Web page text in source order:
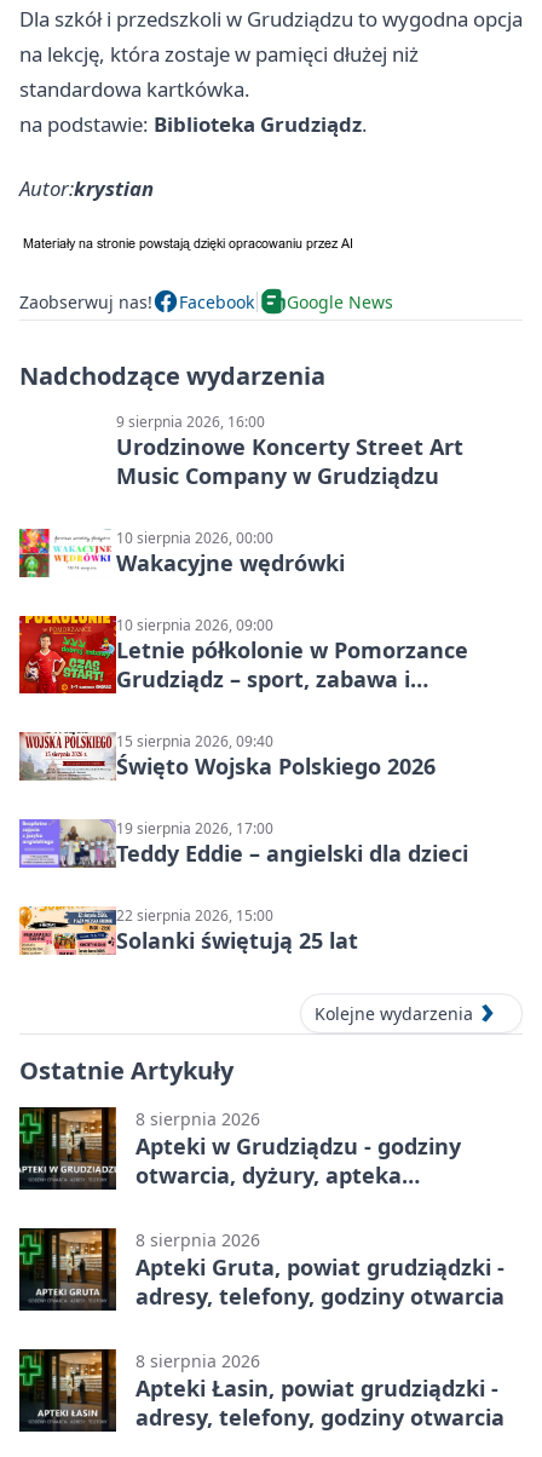
Dla szkół i przedszkoli w Grudziądzu to wygodna opcja
na lekcję, która zostaje w pamięci dłużej niż
standardowa kartkówka.
na podstawie: Biblioteka Grudziądz.
Autor:krystian
Zaobserwuj nas! Facebook Google News
Nadchodzące wydarzenia
9 sierpnia 2026, 16:00
Urodzinowe Koncerty Street Art
Music Company w Grudziądzu
10 sierpnia 2026, 00:00
Wakacyjne wędrówki
10 sierpnia 2026, 09:00
Letnie półkolonie w Pomorzance
Grudziądz – sport, zabawa i
15 sierpnia 2026, 09:40
Święto Wojska Polskiego 2026
19 sierpnia 2026, 17:00
Teddy Eddie – angielski dla dzieci
22 sierpnia 2026, 15:00
Solanki świętują 25 lat
Kolejne wydarzenia
Ostatnie Artykuły
8 sierpnia 2026
Apteki w Grudziądzu - godziny
otwarcia, dyżury, apteka
8 sierpnia 2026
Apteki Gruta, powiat grudziądzki -
adresy, telefony, godziny otwarcia
8 sierpnia 2026
Apteki Łasin, powiat grudziądzki -
adresy, telefony, godziny otwarcia